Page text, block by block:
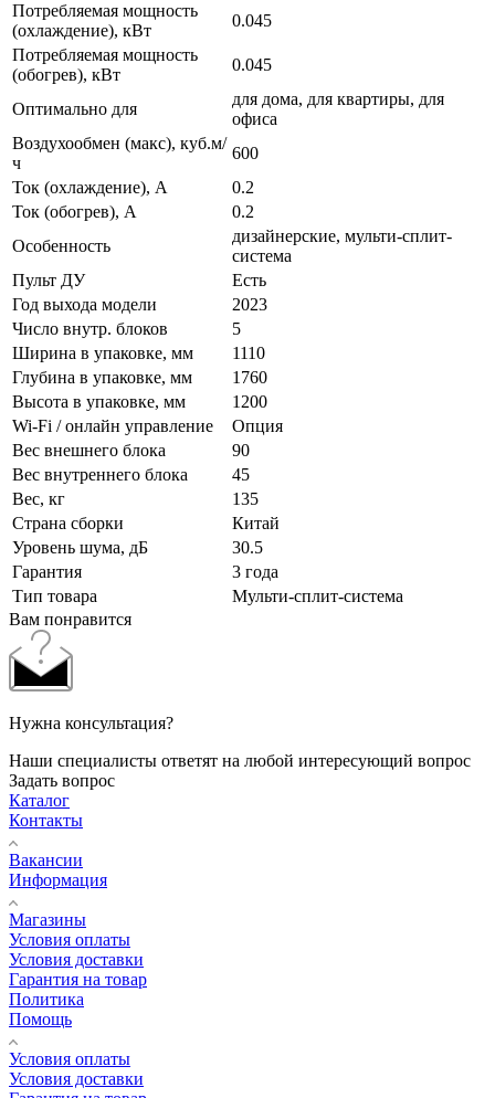
Потребляемая мощность
(охлаждение), кВт
0.045
Потребляемая мощность
(обогрев), кВт
0.045
Оптимально для
для дома, для квартиры, для
офиса
Воздухообмен (макс), куб.м/
ч
600
Ток (охлаждение), А
0.2
Ток (обогрев), А
0.2
Особенность
дизайнерские, мульти-сплит-
система
Пульт ДУ
Есть
Год выхода модели
2023
Число внутр. блоков
5
Ширина в упаковке, мм
1110
Глубина в упаковке, мм
1760
Высота в упаковке, мм
1200
Wi-Fi / онлайн управление
Опция
Вес внешнего блока
90
Вес внутреннего блока
45
Вес, кг
135
Страна сборки
Китай
Уровень шума, дБ
30.5
Гарантия
3 года
Тип товара
Мульти-сплит-система
Вам понравится
Нужна консультация?
Наши специалисты ответят на любой интересующий вопрос
Задать вопрос
Каталог
Контакты
Вакансии
Информация
Магазины
Условия оплаты
Условия доставки
Гарантия на товар
Политика
Помощь
Условия оплаты
Условия доставки